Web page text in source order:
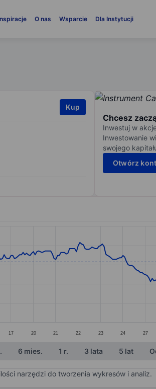
O nas Wsparcie Dla Instytucji
Kup
Chcesz
Inwestuj w
Inwestowanie
swojego
Otwórz
ranges from 5.07 to 6.04.
17 20 21 22 23 24 27
6 mies. 1 r. 3 lata 5 lat
narzędzi do tworzenia wykresów i analiz.